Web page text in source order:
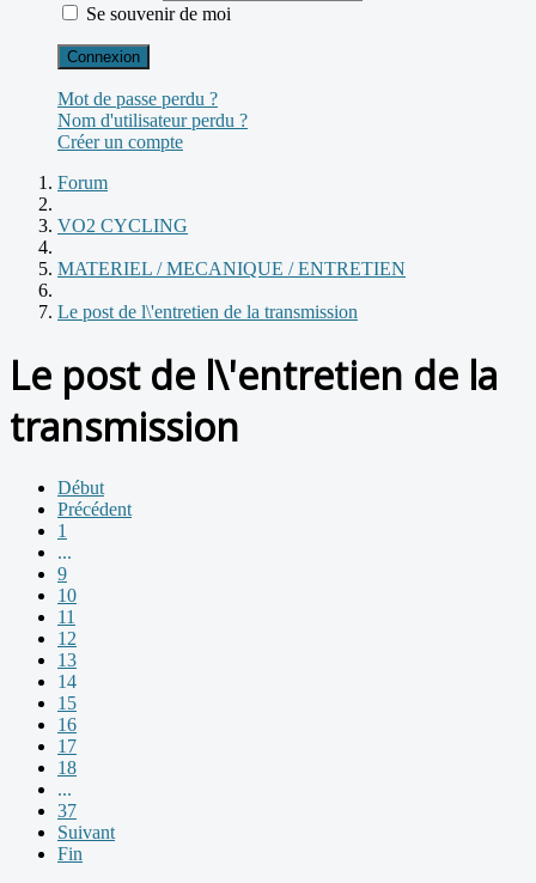
Se souvenir de moi
Connexion
Mot de passe perdu ?
Nom d'utilisateur perdu ?
Créer un compte
Forum
VO2 CYCLING
MATERIEL / MECANIQUE / ENTRETIEN
Le post de l\'entretien de la transmission
Le post de l\'entretien de la
transmission
Début
Précédent
1
...
9
10
11
12
13
14
15
16
17
18
...
37
Suivant
Fin